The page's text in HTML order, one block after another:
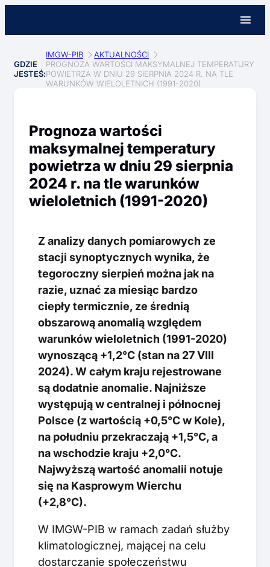
GDZIE
JESTEŚ:
IMGW-PIB
AKTUALNOŚCI
PROGNOZA WARTOŚCI MAKSYMALNEJ TEMPERATURY
POWIETRZA W DNIU 29 SIERPNIA 2024 R. NA TLE
WARUNKÓW WIELOLETNICH (1991-2020)
Prognoza wartości
maksymalnej temperatury
powietrza w dniu 29 sierpnia
2024 r. na tle warunków
wieloletnich (1991-2020)
Z analizy danych pomiarowych ze
stacji synoptycznych wynika, że
tegoroczny sierpień można jak na
razie, uznać za miesiąc bardzo
ciepły termicznie, ze średnią
obszarową anomalią względem
warunków wieloletnich (1991-2020)
wynoszącą +1,2°C (stan na 27 VIII
2024). W całym kraju rejestrowane
są dodatnie anomalie. Najniższe
występują w centralnej i północnej
Polsce (z wartością +0,5°C w Kole),
na południu przekraczają +1,5°C, a
na wschodzie kraju +2,0°C.
Najwyższą wartość anomalii notuje
się na Kasprowym Wierchu
(+2,8°C).
W IMGW-PIB w ramach zadań służby
klimatologicznej, mającej na celu
dostarczanie społeczeństwu